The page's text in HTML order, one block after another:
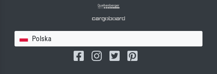
Polska